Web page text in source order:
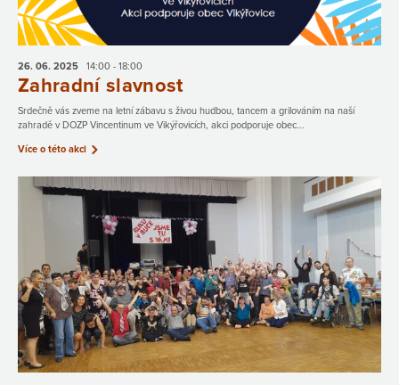
26. 06. 2025 14:00 - 18:00
Zahradní slavnost
Srdečně vás zveme na letní zábavu s živou hudbou, tancem a grilováním na naší
zahradě v DOZP Vincentinum ve Vikýřovicích, akci podporuje obec...
Více o této akci